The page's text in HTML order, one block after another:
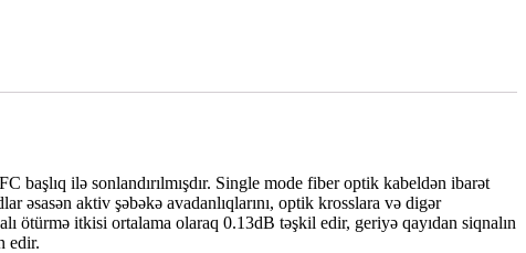
ilə sonlandırılmışdır. Single mode fiber optik kabeldən ibarət
aktiv şəbəkə avadanlıqlarını, optik krosslara və digər
ötürmə itkisi ortalama olaraq 0.13dB təşkil edir, geriyə qayıdan siqnalın
edir.